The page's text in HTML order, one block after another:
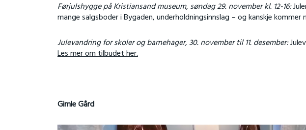
Førjulshygge på Kristiansand museum, søndag 29. november kl. 12-16:
mange salgsboder i Bygaden, underholdningsinnslag – og kanskje kommer
Julevandring for skoler og barnehager, 30. november til 11. desember:
Les mer om tilbudet her.
Gimle Gård